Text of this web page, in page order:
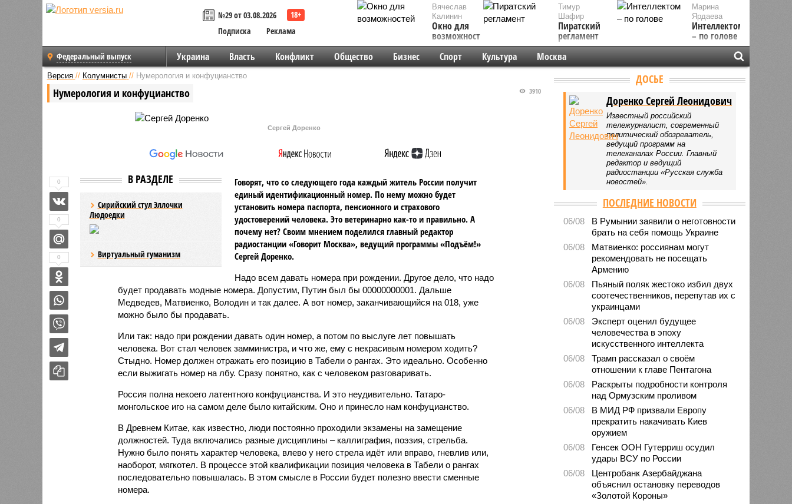
№29 от 03.08.2026
Подписка
Реклама
Вячеслав
Калинин
Окно для
возможностей
Марина
Ярдаева
Интеллектом
– по голове
Тимур
Шафир
Пиратский
регламент
Федеральный выпуск Украина Власть Конфликт Общество Бизнес Спорт Культура Москва
Версия // Колумнисты // Нумерология и конфуцианство
Нумерология и конфуцианство 3910
Сергей Доренко
В РАЗДЕЛЕ
Сирийский стул Эллочки
Людоедки
Виртуальный гуманизм
Говорят, что со следующего года каждый житель России получит
единый идентификационный номер. По нему можно будет
установить номера паспорта, пенсионного и страхового
удостоверений человека. Это ветеринарно как-то и правильно. А
почему нет? Своим мнением поделился главный редактор
радиостанции «Говорит Москва», ведущий программы «Подъём!»
Сергей Доренко.
Надо всем давать номера при рождении. Другое дело, что надо
будет продавать модные номера. Допустим, Путин был бы 00000000001. Дальше
Медведев, Матвиенко, Володин и так далее. А вот номер, заканчивающийся на 018, уже
можно было бы продавать.
Или так: надо при рождении давать один номер, а потом по выслуге лет повышать
человека. Вот стал человек замминистра, и что же, ему с некрасивым номером ходить?
Стыдно. Номер должен отражать его позицию в Табели о рангах. Это идеально. Особенно
если выжигать номер на лбу. Сразу понятно, как с человеком разговаривать.
Россия полна некоего латентного конфуцианства. И это неудивительно. Татаро-
монгольское иго на самом деле было китайским. Оно и принесло нам конфуцианство.
В Древнем Китае, как известно, люди постоянно проходили экзамены на замещение
должностей. Туда включались разные дисциплины – каллиграфия, поэзия, стрельба.
Нужно было понять характер человека, влево у него стрела идёт или вправо, гневлив или,
наоборот, мягкотел. В процессе этой квалификации позиция человека в Табели о рангах
последовательно повышалась. В этом смысле в России будет полезно ввести сменные
номера.
0
0
0
ДОСЬЕ
Доренко Сергей Леонидович
Известный российский
тележурналист, современный
политический обозреватель,
ведущий программ на
телеканалах России. Главный
редактор и ведущий
радиостанции «Русская служба
новостей».
ПОСЛЕДНИЕ НОВОСТИ
06/08
В Румынии заявили о неготовности
брать на себя помощь Украине
06/08
Матвиенко: россиянам могут
рекомендовать не посещать
Армению
06/08
Пьяный поляк жестоко избил двух
соотечественников, перепутав их с
украинцами
06/08
Эксперт оценил будущее
человечества в эпоху
искусственного интеллекта
06/08
Трамп рассказал о своём
отношении к главе Пентагона
06/08
Раскрыты подробности контроля
над Ормузским проливом
06/08
В МИД РФ призвали Европу
прекратить накачивать Киев
оружием
06/08
Генсек ООН Гутерриш осудил
удары ВСУ по России
06/08
Центробанк Азербайджана
объяснил остановку переводов
«Золотой Короны»